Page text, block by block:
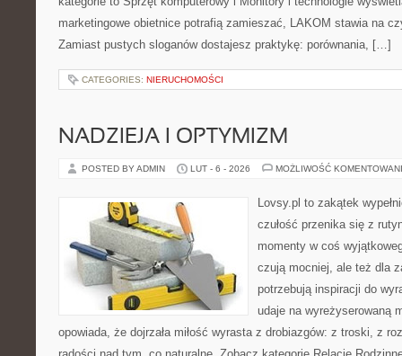
marketingowe obietnice potrafią zamieszać, LAKOM stawia na
Zamiast pustych sloganów dostajesz praktykę: porównania, […]
CATEGORIES: NIERUCHOMOŚCI
NADZIEJA I OPTYMIZM
POSTED BY ADMIN LUT - 6 - 2026 MOŻLIWOŚĆ
Lovsy.pl to zakątek
czułość przenika się z
momenty w coś
czują mocniej, ale też dla
potrzebują inspiracji do
udaje na wyreżyserowaną
opowiada, że dojrzała miłość wyrasta z drobiazgów: z troski, z